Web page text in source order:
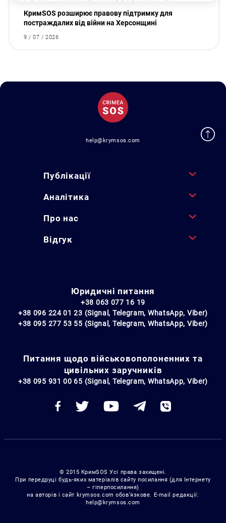
КримSOS розширює правову підтримку для
постраждалих від війни на Херсонщині
9 / 07 / 2026
help@krymsos.com
Публікації
Аналітика
Про нас
Відгук
Юридичні питання
+38 063 077 16 19
+38 096 224 01 23 (Signal, Telegram, WhatsApp, Viber)
+38 095 277 53 55 (Signal, Telegram, WhatsApp, Viber)
Питання щодо військовополоненних та
цивільних заручників
+38 095 931 00 65 (Signal, Telegram, WhatsApp, Viber)
© 2015 КримSOS Усі права захищені.
При передруці будь-яких матеріалів сайту посилання (для Інтернету
– гіперпосилання)
на авторів і сайт krymsos.com обов’язкове. E-mail редакції:
help@krymsos.com